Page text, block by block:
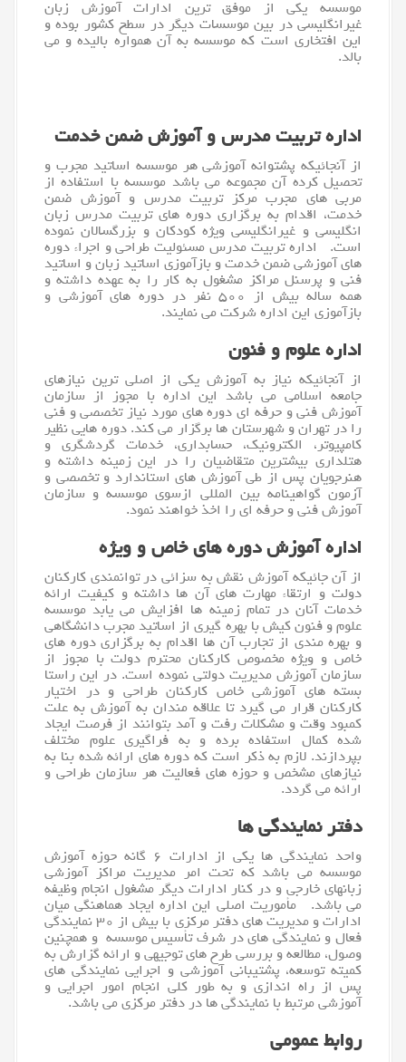
موسسه یکی از موفق ترین ادارات آموزش زبان
غیرانگلیسی در بین موسسات دیگر در سطح کشور بوده و
این افتخاری است که موسسه به آن همواره بالیده و می
بالد.
اداره تربیت مدرس و آموزش ضمن خدمت
از آنجائیکه پشتوانه آموزشی هر موسسه اساتید مجرب و
تحصیل کرده آن مجموعه می باشد موسسه با استفاده از
مربی های مجرب مرکز تربیت مدرس و آموزش ضمن
خدمت، اقدام به برگزاری دوره های تربیت مدرس زبان
انگلیسی و غیرانگلیسی ویژه کودکان و بزرگسالان نموده
است. اداره تربیت مدرس مسئولیت طراحی و اجراء دوره
های آموزشی ضمن خدمت و بازآموزی اساتید زبان و اساتید
فنی و پرسنل مراکز مشغول به کار را به عهده داشته و
همه ساله بیش از ۵۰۰ نفر در دوره های آموزشی و
بازآموزی این اداره شرکت می نمایند.
اداره علوم و فنون
از آنجائیکه نیاز به آموزش یکی از اصلی ترین نیازهای
جامعه اسلامی می باشد این اداره با مجوز از سازمان
آموزش فنی و حرفه ای دوره های مورد نیاز تخصصی و فنی
را در تهران و شهرستان ها برگزار می کند. دوره هایی نظیر
کامپیوتر ، الکترونیک، حسابداری، خدمات گردشگری و
هتلداری بیشترین متقاضیان را در این زمینه داشته و
هنرجویان پس از طی آموزش های استاندارد و تخصصی و
آزمون گواهینامه بین المللی ازسوی موسسه و سازمان
آموزش فنی و حرفه ای را اخذ خواهند نمود.
اداره آموزش دوره های خاص و ویژه
از آن جائیکه آموزش نقش به سزائی در توانمندی کارکنان
دولت و ارتقاء مهارت های آن ها داشته و کیفیت ارائه
خدمات آنان در تمام زمینه ها افزایش می یابد موسسه
علوم و فنون کیش با بهره گیری از اساتید مجرب دانشگاهی
و بهره مندی از تجارب آن ها اقدام به برگزاری دوره های
خاص و ویژه مخصوص کارکنان محترم دولت با مجوز از
سازمان آموزش مدیریت دولتی نموده است. در این راستا
بسته های آموزشی خاص کارکنان طراحی و در اختیار
کارکنان قرار می گیرد تا علاقه مندان به آموزش به علت
کمبود وقت و مشکلات رفت و آمد بتوانند از فرصت ایجاد
شده کمال استفاده برده و به فراگیری علوم مختلف
بپردازند. لازم به ذکر است که دوره های ارائه شده بنا به
نیازهای مشخص و حوزه های فعالیت هر سازمان طراحی و
ارائه می گردد.
دفتر نمایندگی ها
واحد نمایندگی ها یکی از ادارات ۶ گانه حوزه آموزش
موسسه می باشد که تحت امر مدیریت مراکز آموزشی
زبانهای خارجی و در کنار ادارات دیگر مشغول انجام وظیفه
می باشد. مأموریت اصلی این اداره ایجاد هماهنگی میان
ادارات و مدیریت های دفتر مرکزی با بیش از ۳۰ نمایندگی
فعال و نمایندگی های در شرف تأسیس موسسه و همچنین
وصول، مطالعه و بررسی طرح های توجیهی و ارائه گزارش به
کمیته توسعه، پشتیبانی آموزشی و اجرایی نمایندگی های
پس از راه اندازی و به طور کلی انجام امور اجرایی و
آموزشی مرتبط با نمایندگی ها در دفتر مرکزی می باشد.
روابط عمومی